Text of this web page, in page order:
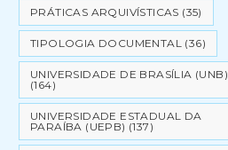
PRÁTICAS ARQUIVÍSTICAS (35)
TIPOLOGIA DOCUMENTAL (36)
UNIVERSIDADE DE BRASÍLIA (UNB)
(164)
UNIVERSIDADE ESTADUAL DA
PARAÍBA (UEPB) (137)